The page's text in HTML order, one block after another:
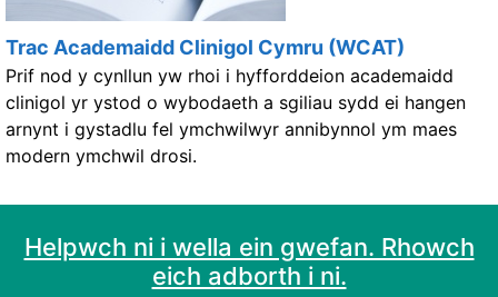
Trac Academaidd Clinigol Cymru (WCAT)
Prif nod y cynllun yw rhoi i hyfforddeion academaidd
clinigol yr ystod o wybodaeth a sgiliau sydd ei hangen
arnynt i gystadlu fel ymchwilwyr annibynnol ym maes
modern ymchwil drosi.
Helpwch ni i wella ein gwefan. Rhowch
eich adborth i ni.